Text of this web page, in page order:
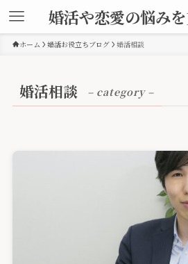
婚活や恋愛の悩み
ホーム 婚活お役立ちブログ 婚活相談
婚活相談 – category –